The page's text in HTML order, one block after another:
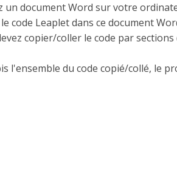
un document Word sur votre
code Leaplet dans ce document
copier/coller le code par
l'ensemble du code copié/collé, le